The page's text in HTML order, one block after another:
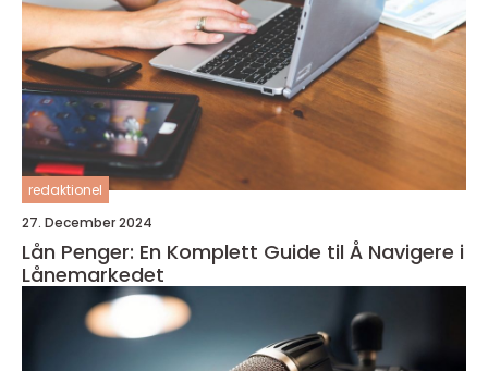
redaktionel
27. December 2024
Lån Penger: En Komplett Guide til Å Navigere i
Lånemarkedet